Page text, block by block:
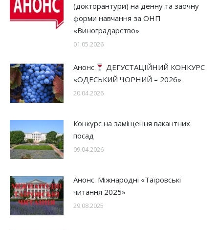
(докторантури) на денну та заочну
форми навчання за ОНП
«Виноградарство»
01.05.2026
Анонс.
ДЕГУСТАЦІЙНИЙ КОНКУРС
«ОДЕСЬКИЙ ЧОРНИЙ – 2026»
20.04.2026
Конкурс на заміщення вакантних
посад
09.04.2026
Анонс. Міжнародні «Таїровські
читання 2025»
29.08.2025